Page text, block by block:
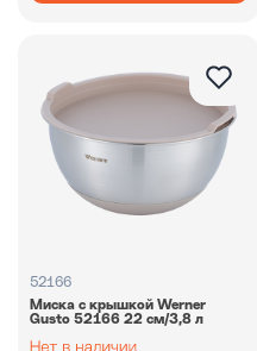
52166
Миска с крышкой Werner
Gusto 52166 22 см/3,8 л